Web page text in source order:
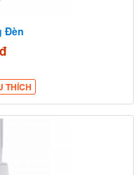
Đèn
THÍCH